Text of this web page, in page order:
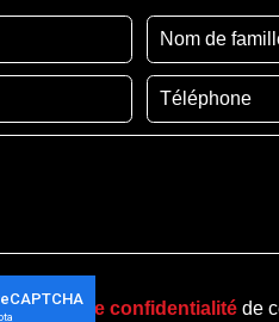
politique de confidentialité de